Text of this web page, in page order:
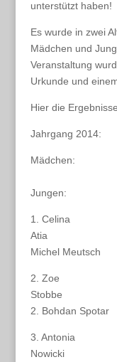
unterstützt haben!
Es wurde in zwei
Mädchen und
Veranstaltung
Urkunde und
Hier die
Jahrgang 2014:
Mädchen:
1. Celina
Michel Meutsch
2. Zoe
2. Bohdan Spotar
3. Antonia